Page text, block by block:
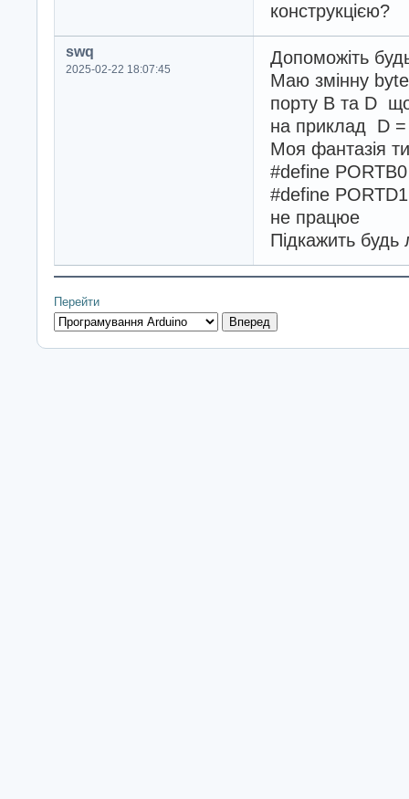
конструкцією?
swq
2025-02-22 18:07:45
Допоможіть
Маю змінну byte
порту В та D
на приклад D
Моя фантазія
#define
#define
не працюе
Підкажить будь
Перейти